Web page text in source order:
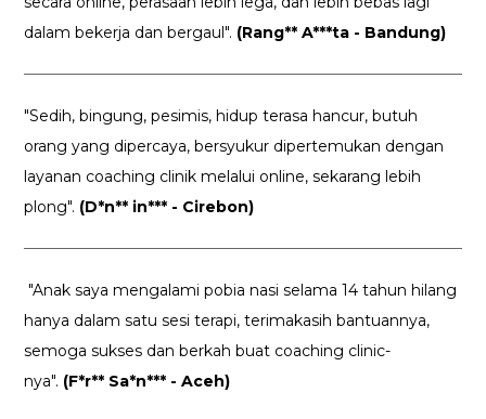
dalam bekerja dan bergaul". (Rang** A***ta - Bandung)
"Sedih, bingung, pesimis, hidup terasa hancur, butuh
orang yang dipercaya, bersyukur dipertemukan dengan
layanan coaching clinik melalui online, sekarang lebih
plong". (D*n** in*** - Cirebon)
"Anak saya mengalami pobia nasi selama 14 tahun hilang
hanya dalam satu sesi terapi, terimakasih bantuannya,
semoga sukses dan berkah buat coaching clinic-
nya". (F*r** Sa*n*** - Aceh)